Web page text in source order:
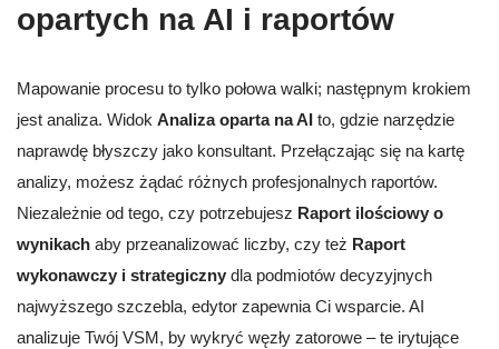
opartych na AI i raportów
Mapowanie procesu to tylko połowa walki; następnym krokiem
jest analiza. Widok Analiza oparta na AI to, gdzie narzędzie
naprawdę błyszczy jako konsultant. Przełączając się na kartę
analizy, możesz żądać różnych profesjonalnych raportów.
Niezależnie od tego, czy potrzebujesz Raport ilościowy o
wynikach aby przeanalizować liczby, czy też Raport
wykonawczy i strategiczny dla podmiotów decyzyjnych
najwyższego szczebla, edytor zapewnia Ci wsparcie. AI
analizuje Twój VSM, by wykryć węzły zatorowe – te irytujące